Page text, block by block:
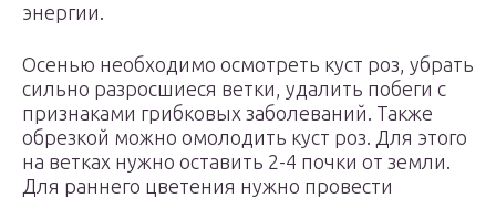
энергии.
Осенью необходимо осмотреть куст роз, убрать
сильно разросшиеся ветки, удалить побеги с
признаками грибковых заболеваний. Также
обрезкой можно омолодить куст роз. Для этого
на ветках нужно оставить 2-4 почки от земли.
Для раннего цветения нужно провести